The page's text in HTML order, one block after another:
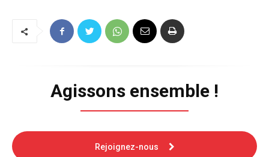
Agissons ensemble !
Rejoignez-nous